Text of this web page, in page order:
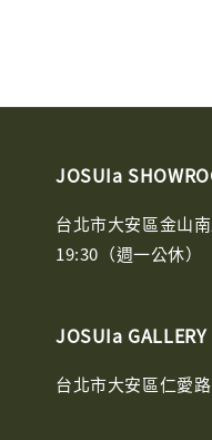
JOSUIa
台北市大安區金山
19:30（週一公休）
JOSUIa
台北市大安區仁愛